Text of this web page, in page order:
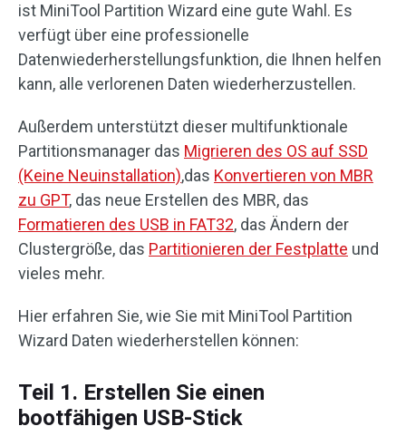
ist MiniTool Partition Wizard eine gute Wahl. Es
verfügt über eine professionelle
Datenwiederherstellungsfunktion, die Ihnen helfen
kann, alle verlorenen Daten wiederherzustellen.
Außerdem unterstützt dieser multifunktionale
Partitionsmanager das Migrieren des OS auf SSD
(Keine Neuinstallation),das Konvertieren von MBR
zu GPT, das neue Erstellen des MBR, das
Formatieren des USB in FAT32, das Ändern der
Clustergröße, das Partitionieren der Festplatte und
vieles mehr.
Hier erfahren Sie, wie Sie mit MiniTool Partition
Wizard Daten wiederherstellen können:
Teil 1. Erstellen Sie einen
bootfähigen USB-Stick